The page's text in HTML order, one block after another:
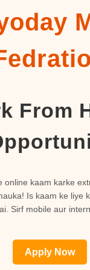
From
online kaam karke
Is kaam ke liye
Sirf mobile aur
Apply Now